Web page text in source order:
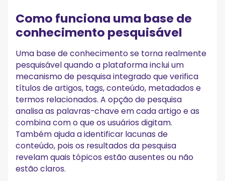
Como funciona uma base de
conhecimento pesquisável
Uma base de conhecimento se torna realmente
pesquisável quando a plataforma inclui um
mecanismo de pesquisa integrado que verifica
títulos de artigos, tags, conteúdo, metadados e
termos relacionados. A opção de pesquisa
analisa as palavras-chave em cada artigo e as
combina com o que os usuários digitam.
Também ajuda a identificar lacunas de
conteúdo, pois os resultados da pesquisa
revelam quais tópicos estão ausentes ou não
estão claros.